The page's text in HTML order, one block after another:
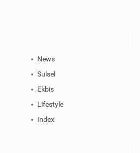
News
Sulsel
Ekbis
Lifestyle
Index